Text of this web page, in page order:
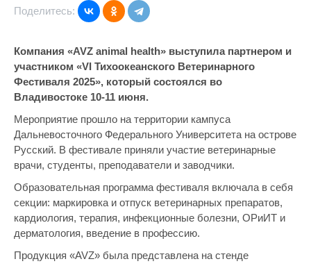
Поделитесь:
Компания «AVZ animal health» выступила партнером и
участником «VI Тихоокеанского Ветеринарного
Фестиваля 2025», который состоялся во
Владивостоке 10-11 июня.
Мероприятие прошло на территории кампуса
Дальневосточного Федерального Университета на острове
Русский. В фестивале приняли участие ветеринарные
врачи, студенты, преподаватели и заводчики.
Образовательная программа фестиваля включала в себя
секции: маркировка и отпуск ветеринарных препаратов,
кардиология, терапия, инфекционные болезни, ОРиИТ и
дерматология, введение в профессию.
Продукция «AVZ» была представлена на стенде